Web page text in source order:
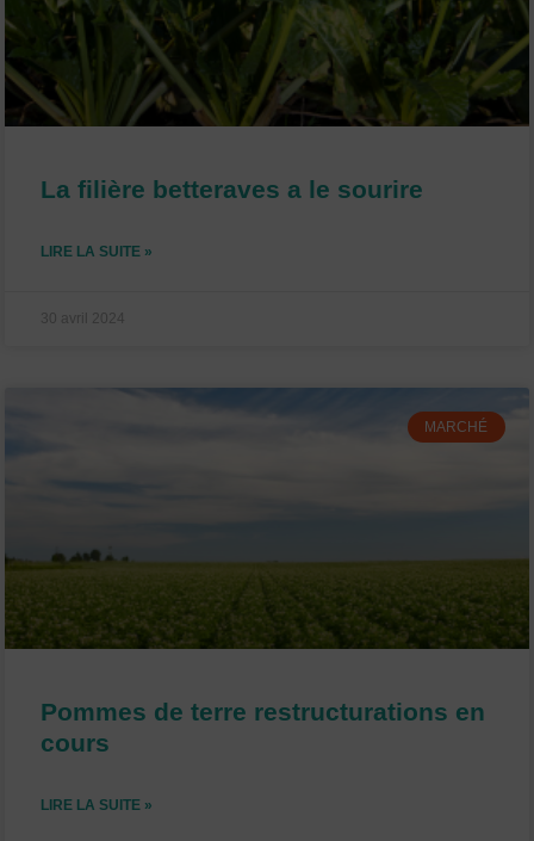
La filière betteraves a le sourire
LIRE LA SUITE »
30 avril 2024
MARCHÉ
Pommes de terre restructurations en
cours
LIRE LA SUITE »